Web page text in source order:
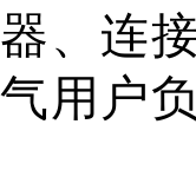
、连
用户